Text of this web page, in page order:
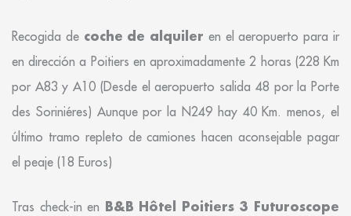
Recogida de coche de alquiler en el aeropuerto para ir
en dirección a Poitiers en aproximadamente 2 horas (228 Km
por A83 y A10 (Desde el aeropuerto salida 48 por la Porte
des Soriniéres) Aunque por la N249 hay 40 Km. menos, el
último tramo repleto de camiones hacen aconsejable pagar
el peaje (18 Euros)
Tras check-in en B&B Hôtel Poitiers 3 Futuroscope